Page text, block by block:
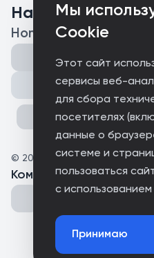
Мы
Cookie
Этот сайт
сервисы веб-
для сбора
посетителях
данные о
системе и
пользоваться
с
Принимаю
На максималках
Homick-46
© 2026 Homa
Комментарии(0 )